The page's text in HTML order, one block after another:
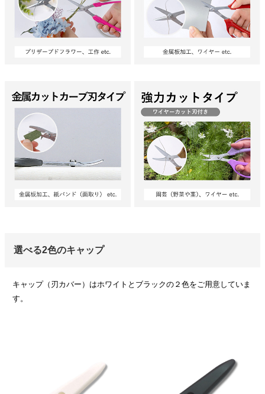
選べる2色のキャップ
キャップ（刃カバー）はホワイトとブラックの２色をご用意していま
す。